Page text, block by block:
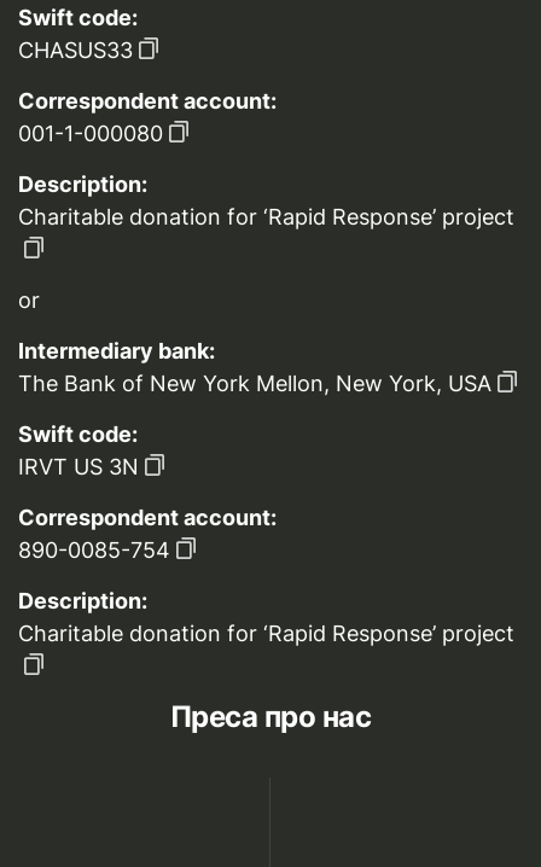
Swift code:
CHASUS33
Correspondent account:
001-1-000080
Description:
Charitable donation for ‘Rapid Response’ project
or
Intermediary bank:
The Bank of New York Mellon, New York, USA
Swift code:
IRVT US 3N
Correspondent account:
890-0085-754
Description:
Charitable donation for ‘Rapid Response’ project
Преса про нас